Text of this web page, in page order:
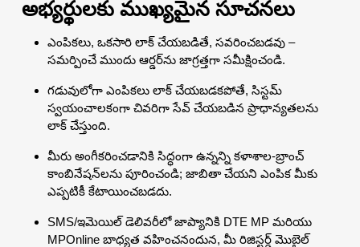
అభ్యర్థులకు ముఖ్యమైన సూచనలు
ఎంపికలు, ఒకసారి లాక్ చేయబడితే, సవరించబడవు –
సమర్పించే ముందు ఆర్డర్‌ను జాగ్రత్తగా సమీక్షించండి.
గడువులోగా ఎంపికలు లాక్ చేయబడకపోతే, సిస్టమ్
స్వయంచాలకంగా చివరిగా సేవ్ చేయబడిన ప్రాధాన్యతలను
లాక్ చేస్తుంది.
మీరు అంగీకరించడానికి సిద్ధంగా ఉన్నన్ని కళాశాల-బ్రాంచ్
కాంబినేషన్‌లను పూరించండి; జాబితా చేయని ఎంపిక మీకు
ఎప్పటికీ కేటాయించబడదు.
SMS/ఇమెయిల్ డెలివరీలో జాప్యానికి DTE MP మరియు
MPOnline బాధ్యత వహించనందున, మీ రిజిస్టర్డ్ మొబైల్